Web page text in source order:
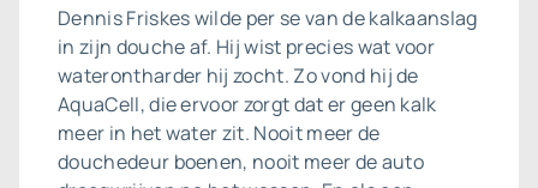
Dennis Friskes wilde per se van dekalkaanslag
in zijn douche af. Hij wist precies wat voor
waterontharder hij zocht. Zo vond hij de
AquaCell, die ervoor zorgt dat er geen kalk
meer in het water zit. Nooit meer de
douchedeur boenen, nooit meer de auto